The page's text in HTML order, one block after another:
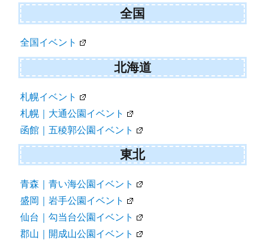
ビ
ゲ
ー
シ
ョ
ン
全国
全国イベント
北海道
札幌イベント
札幌｜大通公園イベント
函館｜五稜郭公園イベント
東北
青森｜青い海公園イベント
盛岡｜岩手公園イベント
仙台｜勾当台公園イベント
郡山｜開成山公園イベント